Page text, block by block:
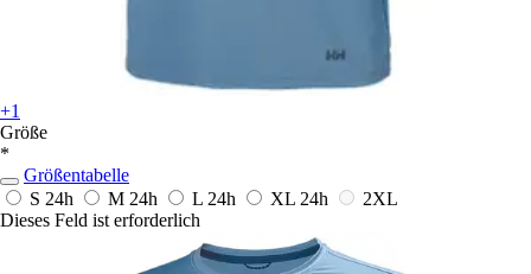
+1
Größe
*
Größentabelle
S 24h M 24h L 24h XL 24h
2XL
Dieses Feld ist erforderlich